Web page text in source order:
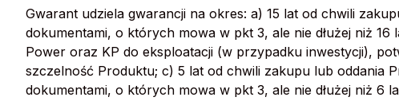
Gwarant udziela gwarancji na okres: a) 15 lat od chwili
dokumentami, o których mowa w pkt 3, ale nie dłużej niż
Power oraz KP do eksploatacji (w przypadku inwestycji),
szczelność Produktu; c) 5 lat od chwili zakupu lub oddania
dokumentami, o których mowa w pkt 3, ale nie dłużej niż 6